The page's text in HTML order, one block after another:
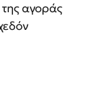
αγοράς